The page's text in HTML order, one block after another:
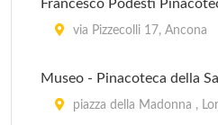
corso Giuseppe Mazzini ,
via Giuseppe Garibaldi 18,
Francesco Podesti
via Pizzecolli 17, Ancona
Museo - Pinacoteca della
piazza della Madonna ,